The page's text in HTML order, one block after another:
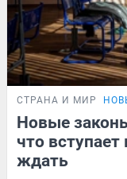
СТРАНА И МИР
Новые
что
ждать